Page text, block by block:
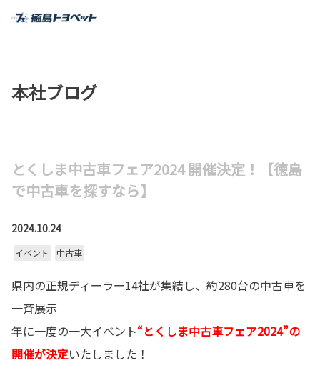
本社ブログ
とくしま中古車フェア2024 開催決定！【徳島
で中古車を探すなら】
2024.10.24
イベント 中古車
県内の正規ディーラー14社が集結し、約280台の中古車を
一斉展示
年に一度の一大イベント“とくしま中古車フェア2024”の
開催が決定いたしました！